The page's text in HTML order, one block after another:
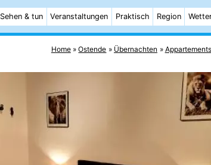
Sehen & tun Veranstaltungen Praktisch Region
Home Ostende Übernachten Appartements